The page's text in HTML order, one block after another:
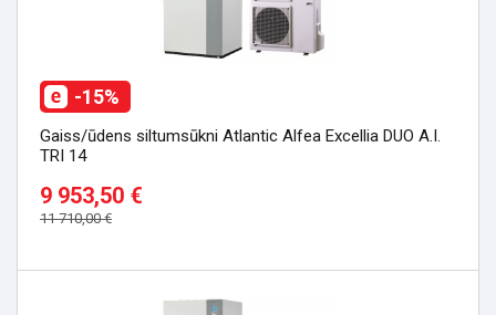
Gaiss/ūdens siltumsūkni Atlantic Alfea Excellia DUO A.I.
TRI 14
9 953,50 €
11 710,00 €
-15%